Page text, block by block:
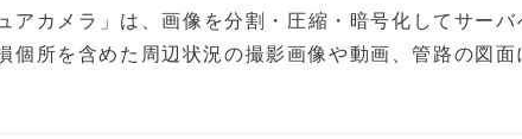
アカメラ」は、画像を分割・圧縮・暗号化してサー
個所を含めた周辺状況の撮影画像や動画、管路の図